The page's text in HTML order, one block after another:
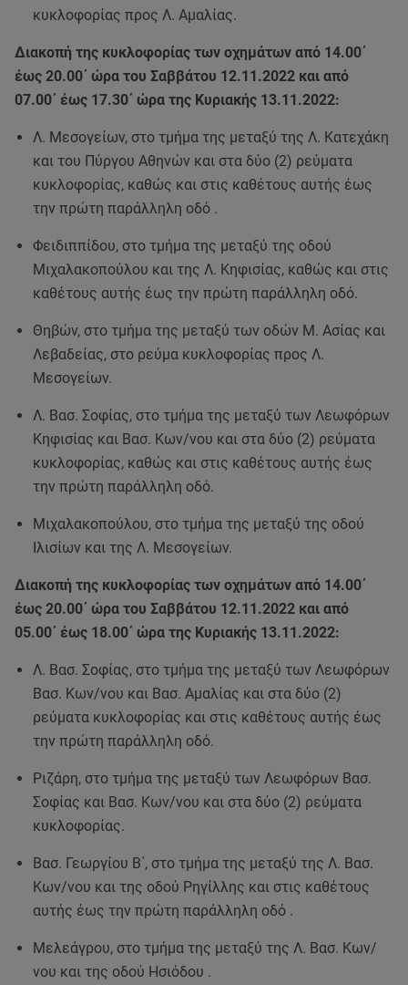
κυκλοφορίας προς Λ. Αμαλίας.
Διακοπή της κυκλοφορίας των οχημάτων από 14.00΄
έως 20.00΄ ώρα του Σαββάτου 12.11.2022 και από
07.00΄ έως 17.30΄ ώρα της Κυριακής 13.11.2022:
Λ. Μεσογείων, στο τμήμα της μεταξύ της Λ. Κατεχάκη
και του Πύργου Αθηνών και στα δύο (2) ρεύματα
κυκλοφορίας, καθώς και στις καθέτους αυτής έως
την πρώτη παράλληλη οδό .
Φειδιππίδου, στο τμήμα της μεταξύ της οδού
Μιχαλακοπούλου και της Λ. Κηφισίας, καθώς και στις
καθέτους αυτής έως την πρώτη παράλληλη οδό.
Θηβών, στο τμήμα της μεταξύ των οδών Μ. Ασίας και
Λεβαδείας, στο ρεύμα κυκλοφορίας προς Λ.
Μεσογείων.
Λ. Βασ. Σοφίας, στο τμήμα της μεταξύ των Λεωφόρων
Κηφισίας και Βασ. Κων/νου και στα δύο (2) ρεύματα
κυκλοφορίας, καθώς και στις καθέτους αυτής έως
την πρώτη παράλληλη οδό.
Μιχαλακοπούλου, στο τμήμα της μεταξύ της οδού
Ιλισίων και της Λ. Μεσογείων.
Διακοπή της κυκλοφορίας των οχημάτων από 14.00΄
έως 20.00΄ ώρα του Σαββάτου 12.11.2022 και από
05.00΄ έως 18.00΄ ώρα της Κυριακής 13.11.2022:
Λ. Βασ. Σοφίας, στο τμήμα της μεταξύ των Λεωφόρων
Βασ. Κων/νου και Βασ. Αμαλίας και στα δύο (2)
ρεύματα κυκλοφορίας και στις καθέτους αυτής έως
την πρώτη παράλληλη οδό.
Ριζάρη, στο τμήμα της μεταξύ των Λεωφόρων Βασ.
Σοφίας και Βασ. Κων/νου και στα δύο (2) ρεύματα
κυκλοφορίας.
Βασ. Γεωργίου Β΄, στο τμήμα της μεταξύ της Λ. Βασ.
Κων/νου και της οδού Ρηγίλλης και στις καθέτους
αυτής έως την πρώτη παράλληλη οδό .
Μελεάγρου, στο τμήμα της μεταξύ της Λ. Βασ. Κων/
νου και της οδού Ησιόδου .